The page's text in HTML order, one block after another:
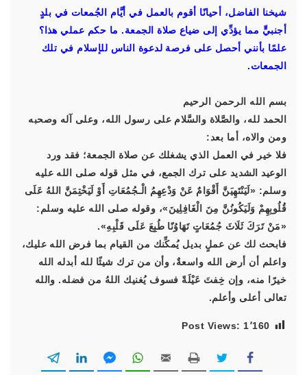
شيخنا الفاضل، أحيانًا أقوم بالعمل في أيَّام الجُمعات في بلدٍ
أجنبيٍّ مما يؤدِّي إلى ضياع صلاة الجمعة. ما حكم عملي هذا؟
علمًا بأنني أحصل على فرصة لدعوة الناس للإسلام في تلك
الجمعات.
بسم الله الرحمن الرحيم
الحمد لله، والصَّلاة والسَّلام على رسول الله، وعلى آله وصحبه
ومن والاه، أما بعد:
فلا خير في العمل الذي يشغلك عن صلاة الجمعة؛ فقد ورد
الوعيد الشديد على ترك الجمع، في مثل قوله صلى الله عليه
وسلم: «لَيَنْتَهِيَنَّ أَقْوَامٌ عَنْ وَدْعِهِمُ الْـجُمُعَاتِ أَوْ لَيَخْتِمَنَّ اللهُ عَلَى
قُلُوبِهِمْ وَلَيَكُونُنَّ مِنَ الْغَافِلِينَ»، وقوله صلى الله عليه وسلم:
«مَنْ تَرَكَ ثَلَاثَ جُمُعَاتٍ تَهَاوُنًا طُبِعَ عَلَى قَلْبِهِ».
فابحث لك عن عملٍ بديل يُمكِّنك من القيام بما فرض الله عليك،
واعلم أن أرض الله واسعةٌ، وأن من ترك شيئًا لله أبدله الله
خيرًا منه، وإن خِفتَ عَيْلَةً فسوف يُغنيك اللهُ من فضله. والله
تعالى أعلى وأعلم.
Post Views: 1٬160